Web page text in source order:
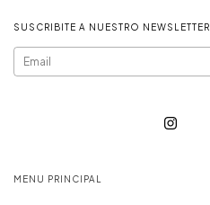
SUSCRIBITE A NUESTRO NEWSLETTER
MENU PRINCIPAL